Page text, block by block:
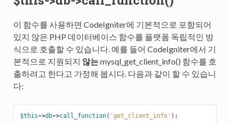
이 함수를 사용하면 CodeIgniter에 기본적으로 포함되어
있지 않은 PHP 데이터베이스 함수를 플랫폼 독립적인 방
식으로 호출할 수 있습니다. 예를 들어 CodeIgniter에서 기
본적으로 지원되지 않는mysql_get_client_info() 함수를 호
출하려고 한다고 가정해 봅시다. 다음과 같이 할 수 있습니
다:
$this->db->call_function( 'get_client_info' );